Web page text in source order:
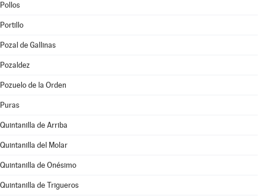
Pollos
Portillo
Pozal de Gallinas
Pozaldez
Pozuelo de la Orden
Puras
Quintanilla de Arriba
Quintanilla del Molar
Quintanilla de Onésimo
Quintanilla de Trigueros